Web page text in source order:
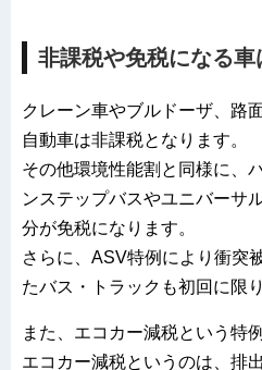
非課税や免税になる車
クレーン車やブルドーザ、路
自動車は非課税となります。
その他環境性能割と同様に、
ンステップバスやユニバーサ
分が免税になります。
さらに、ASV特例により衝突
たバス・トラックも初回に限
また、エコカー減税という特
エコカー減税というのは、排